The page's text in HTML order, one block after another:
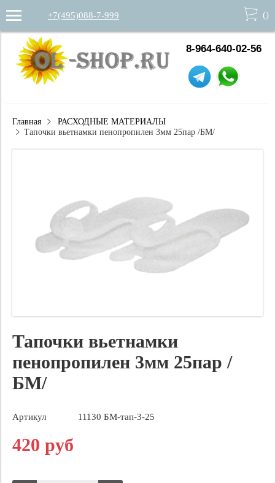
+7(495)088-7-999 ()
8-964-640-02-56
Главная
РАСХОДНЫЕ МАТЕРИАЛЫ
Тапочки вьетнамки пенопропилен 3мм 25пар /БМ/
Тапочки вьетнамки
пенопропилен 3мм 25пар /
БМ/
Артикул 11130 БМ-тап-3-25
420 руб